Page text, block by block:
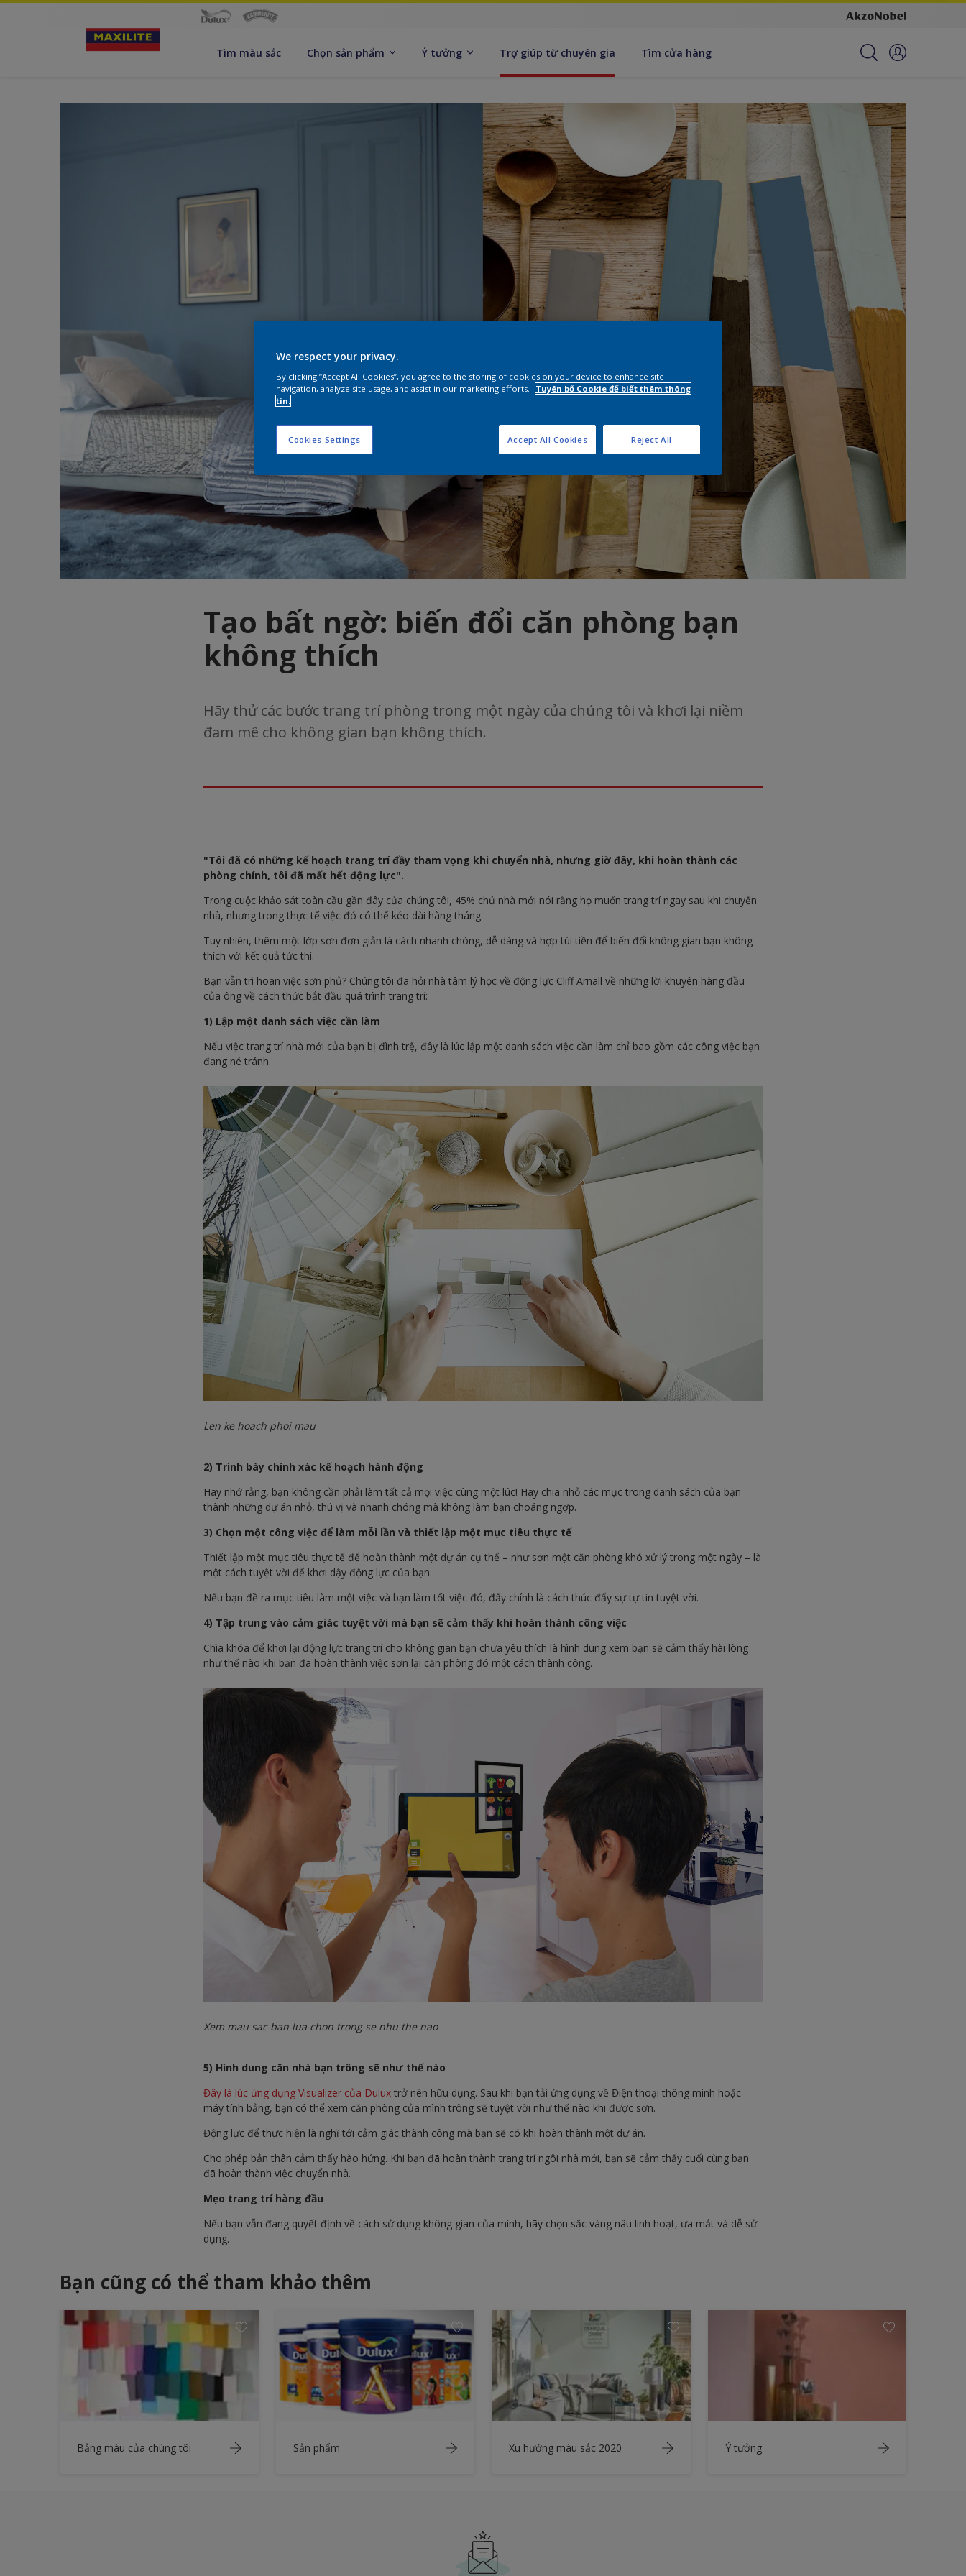
Tìm màu sắc Chọn sản phẩm Ý tưởng Trợ giúp từ chuyên gia Tìm cửa hàng
Tạo bất ngờ: biến đổi căn phòng bạn
không thích
Hãy thử các bước trang trí phòng trong một ngày của chúng tôi và khơi lại niềm
đam mê cho không gian bạn không thích.
"Tôi đã có những kế hoạch trang trí đầy tham vọng khi chuyển nhà, nhưng giờ đây, khi hoàn thành các
phòng chính, tôi đã mất hết động lực".
Trong cuộc khảo sát toàn cầu gần đây của chúng tôi, 45% chủ nhà mới nói rằng họ muốn trang trí ngay sau khi chuyển
nhà, nhưng trong thực tế việc đó có thể kéo dài hàng tháng.
Tuy nhiên, thêm một lớp sơn đơn giản là cách nhanh chóng, dễ dàng và hợp túi tiền để biến đổi không gian bạn không
thích với kết quả tức thì.
Bạn vẫn trì hoãn việc sơn phủ? Chúng tôi đã hỏi nhà tâm lý học về động lực Cliff Arnall về những lời khuyên hàng đầu
của ông về cách thức bắt đầu quá trình trang trí:
1) Lập một danh sách việc cần làm
Nếu việc trang trí nhà mới của bạn bị đình trệ, đây là lúc lập một danh sách việc cần làm chỉ bao gồm các công việc bạn
đang né tránh.
Len ke hoach phoi mau
2) Trình bày chính xác kế hoạch hành động
Hãy nhớ rằng, bạn không cần phải làm tất cả mọi việc cùng một lúc! Hãy chia nhỏ các mục trong danh sách của bạn
thành những dự án nhỏ, thú vị và nhanh chóng mà không làm bạn choáng ngợp.
3) Chọn một công việc để làm mỗi lần và thiết lập một mục tiêu thực tế
Thiết lập một mục tiêu thực tế để hoàn thành một dự án cụ thể – như sơn một căn phòng khó xử lý trong một ngày – là
một cách tuyệt vời để khơi dậy động lực của bạn.
Nếu bạn đề ra mục tiêu làm một việc và bạn làm tốt việc đó, đấy chính là cách thúc đẩy sự tự tin tuyệt vời.
4) Tập trung vào cảm giác tuyệt vời mà bạn sẽ cảm thấy khi hoàn thành công việc
Chìa khóa để khơi lại động lực trang trí cho không gian bạn chưa yêu thích là hình dung xem bạn sẽ cảm thấy hài lòng
như thế nào khi bạn đã hoàn thành việc sơn lại căn phòng đó một cách thành công.
Xem mau sac ban lua chon trong se nhu the nao
5) Hình dung căn nhà bạn trông sẽ như thế nào
Đây là lúc ứng dụng Visualizer của Dulux trở nên hữu dụng. Sau khi bạn tải ứng dụng về Điện thoại thông minh hoặc
máy tính bảng, bạn có thể xem căn phòng của mình trông sẽ tuyệt vời như thế nào khi được sơn.
Động lực để thực hiện là nghĩ tới cảm giác thành công mà bạn sẽ có khi hoàn thành một dự án.
Cho phép bản thân cảm thấy hào hứng. Khi bạn đã hoàn thành trang trí ngôi nhà mới, bạn sẽ cảm thấy cuối cùng bạn
đã hoàn thành việc chuyển nhà.
Mẹo trang trí hàng đầu
Nếu bạn vẫn đang quyết định về cách sử dụng không gian của mình, hãy chọn sắc vàng nâu linh hoạt, ưa mắt và dễ sử
dụng.
Bạn cũng có thể tham khảo thêm
Bảng màu của chúng tôi Sản phẩm Xu hướng màu sắc 2020 Ý tưởng
We respect your privacy.
By clicking “Accept All Cookies”, you agree to the storing of cookies on your device to enhance site
navigation, analyze site usage, and assist in our marketing efforts.
Tuyên bố Cookie để biết thêm thông
tin.
Cookies Settings Reject All
Accept All Cookies